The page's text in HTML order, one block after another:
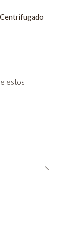
Centrifugado
estos